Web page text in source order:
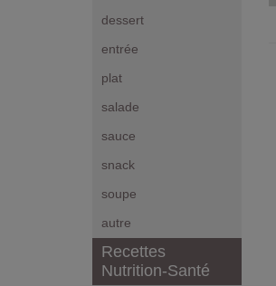
dessert
entrée
plat
salade
sauce
snack
soupe
autre
Recettes
Nutrition-Santé